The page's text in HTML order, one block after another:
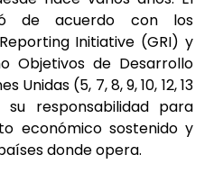
de acuerdo con los
Initiative (GRI) y
Objetivos de Desarrollo
Unidas (5, 7, 8, 9, 10, 12, 13
responsabilidad para
económico sostenido y
donde opera.